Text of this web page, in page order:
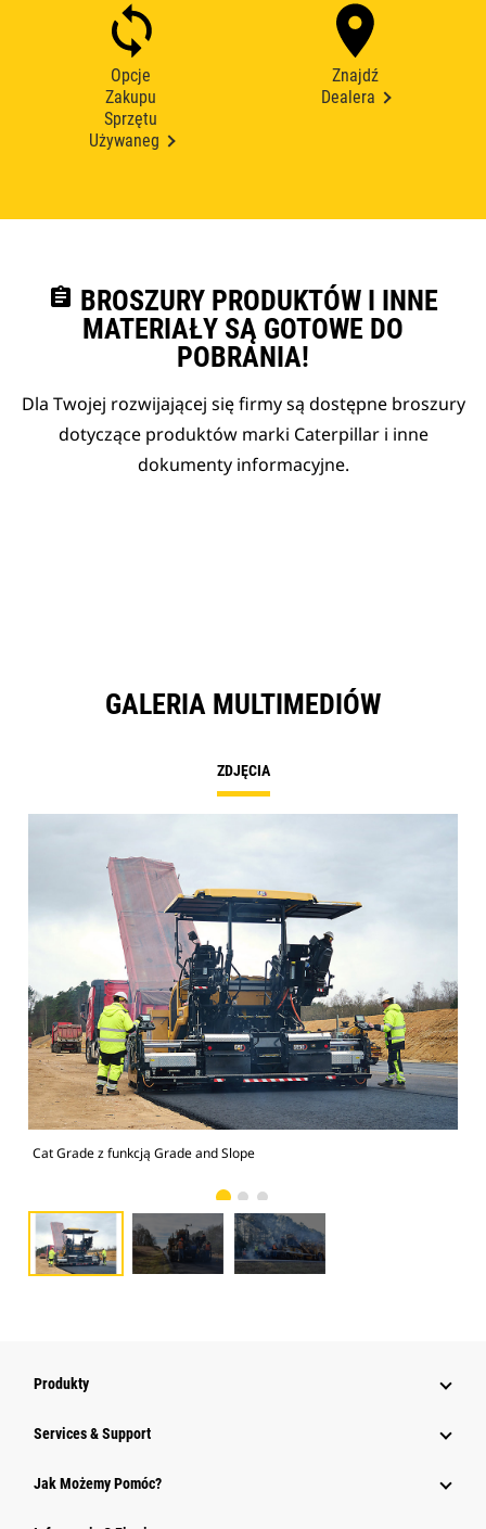
Opcje
Zakupu
Sprzętu
Używaneg
Znajdź
Dealera
assignment BROSZURY PRODUKTÓW I INNE
MATERIAŁY SĄ GOTOWE DO
POBRANIA!
Dla Twojej rozwijającej się firmy są dostępne broszury
dotyczące produktów marki Caterpillar i inne
dokumenty informacyjne.
GALERIA MULTIMEDIÓW
ZDJĘCIA
Cat Grade z funkcją Grade and Slope
Produkty
Services & Support
Jak Możemy Pomóc?